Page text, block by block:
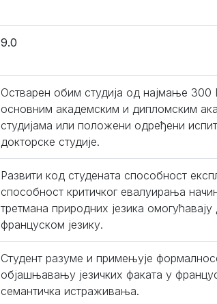
9.0
Остварен обим студија од најмање 300
основним академским и дипломским
студијама или положени одређени
докторске студије.
Развити код студената способност
способност критичког евалуирања
третмана природних језика
француском језику.
Студент разуме и примењује
објашњавању језичких факата у
семантичка истраживања.